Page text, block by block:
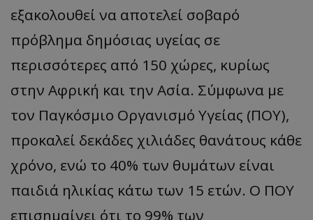
εξακολουθεί να αποτελεί σοβαρό
πρόβλημα δημόσιας υγείας σε
περισσότερες από 150 χώρες, κυρίως
στην Αφρική και την Ασία. Σύμφωνα με
τον Παγκόσμιο Οργανισμό Υγείας (ΠΟΥ),
προκαλεί δεκάδες χιλιάδες θανάτους κάθε
χρόνο, ενώ το 40% των θυμάτων είναι
παιδιά ηλικίας κάτω των 15 ετών. Ο ΠΟΥ
επισημαίνει ότι το 99% των